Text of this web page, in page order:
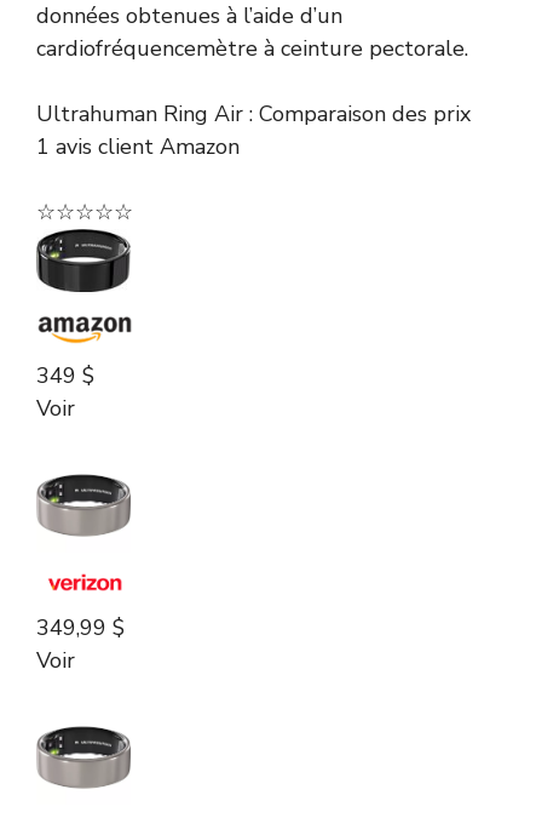
données obtenues à l’aide d’un
cardiofréquencemètre à ceinture pectorale.
Ultrahuman Ring Air : Comparaison des prix
1 avis client Amazon
☆☆☆☆☆
349 $
Voir
349,99 $
Voir